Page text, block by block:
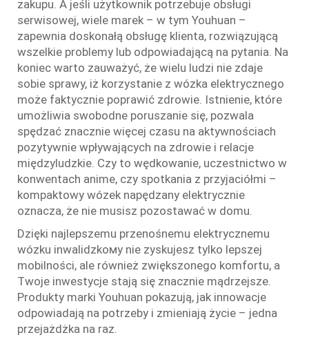
zakupu. A jeśli użytkownik potrzebuje obsługi
serwisowej, wiele marek – w tym Youhuan –
zapewnia doskonałą obsługę klienta, rozwiązującą
wszelkie problemy lub odpowiadającą na pytania. Na
koniec warto zauważyć, że wielu ludzi nie zdaje
sobie sprawy, iż korzystanie z wózka elektrycznego
może faktycznie poprawić zdrowie. Istnienie, które
umożliwia swobodne poruszanie się, pozwala
spędzać znacznie więcej czasu na aktywnościach
pozytywnie wpływających na zdrowie i relacje
międzyludzkie. Czy to wędkowanie, uczestnictwo w
konwentach anime, czy spotkania z przyjaciółmi –
kompaktowy wózek napędzany elektrycznie
oznacza, że nie musisz pozostawać w domu.
Dzięki najlepszemu przenośnemu elektrycznemu
wózku inwalidzkому nie zyskujesz tylko lepszej
mobilności, ale również zwiększonego komfortu, a
Twoje inwestycje stają się znacznie mądrzejsze.
Produkty marki Youhuan pokazują, jak innowacje
odpowiadają na potrzeby i zmieniają życie – jedna
przejażdżka na raz.